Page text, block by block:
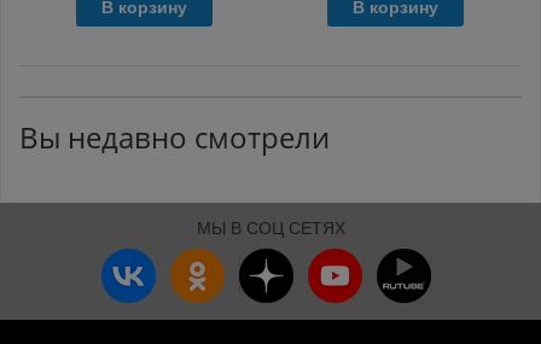
В корзину В корзину
Вы недавно смотрели
МЫ В СОЦ СЕТЯХ